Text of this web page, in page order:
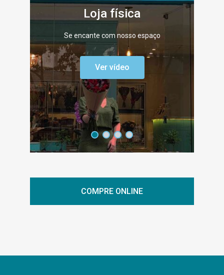
Loja física
Se encante com nosso espaço
Ver vídeo
COMPRE ONLINE